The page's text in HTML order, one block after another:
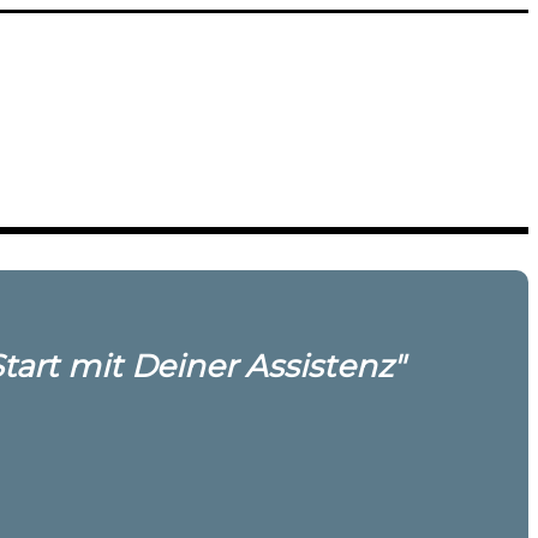
mit Deiner Assistenz"